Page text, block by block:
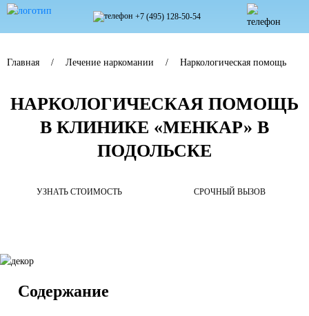
+7 (495) 128-50-54
Главная Лечение наркомании Наркологическая помощь
НАРКОЛОГИЧЕСКАЯ ПОМОЩЬ
В КЛИНИКЕ «МЕНКАР» В
ПОДОЛЬСКЕ
УЗНАТЬ СТОИМОСТЬ СРОЧНЫЙ ВЫЗОВ
Содержание